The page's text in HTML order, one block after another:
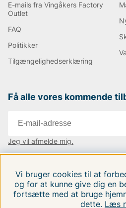
E-mails fra Vingåkers Factory
Outlet
FAQ
Politikker
Tilgængelighedserklæring
Få alle vores kommende
Jeg vil afmelde mig.
Følg os på vores sociale
Vi bruger cookies til at
og for at kunne give dig en
fortsætte med at bruge
dette. Læs